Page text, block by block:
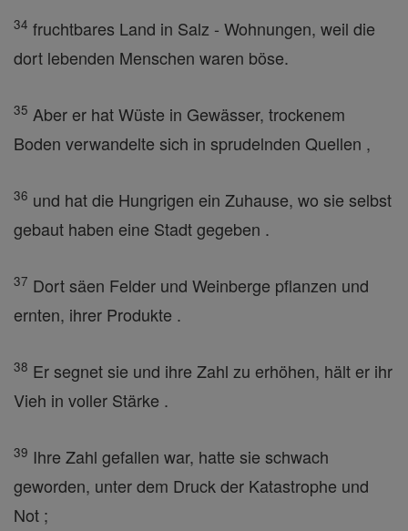
34 fruchtbares Land in Salz - Wohnungen, weil die
dort lebenden Menschen waren böse.
35 Aber er hat Wüste in Gewässer, trockenem
Boden verwandelte sich in sprudelnden Quellen ,
36 und hat die Hungrigen ein Zuhause, wo sie selbst
gebaut haben eine Stadt gegeben .
37 Dort säen Felder und Weinberge pflanzen und
ernten, ihrer Produkte .
38 Er segnet sie und ihre Zahl zu erhöhen, hält er ihr
Vieh in voller Stärke .
39 Ihre Zahl gefallen war, hatte sie schwach
geworden, unter dem Druck der Katastrophe und
Not ;